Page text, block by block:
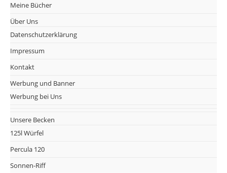
Meine Bücher
Über Uns
Datenschutzerklärung
Impressum
Kontakt
Werbung und Banner
Werbung bei Uns
Unsere Becken
125l Würfel
Percula 120
Sonnen-Riff